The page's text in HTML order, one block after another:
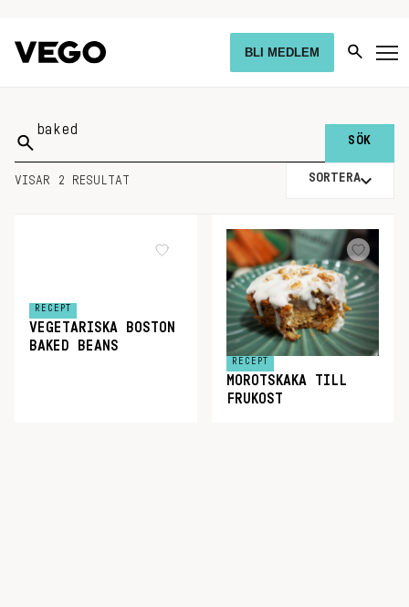
BLI MEDLEM
Sök
på:
VISAR 2 RESULTAT SORTERA
RECEPT
VEGETARISKA BOSTON
BAKED BEANS
RECEPT
MOROTSKAKA TILL
FRUKOST